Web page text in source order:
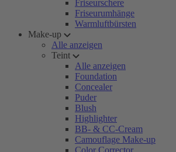
Friseurschere
Friseurumhänge
Warmluftbürsten
Make-up
Alle anzeigen
Teint
Alle anzeigen
Foundation
Concealer
Puder
Blush
Highlighter
BB- & CC-Cream
Camouflage Make-up
Color Corrector